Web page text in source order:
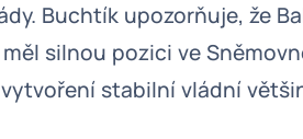
Buchtík upozorňuje, že
měl silnou pozici ve
stabilní vládní